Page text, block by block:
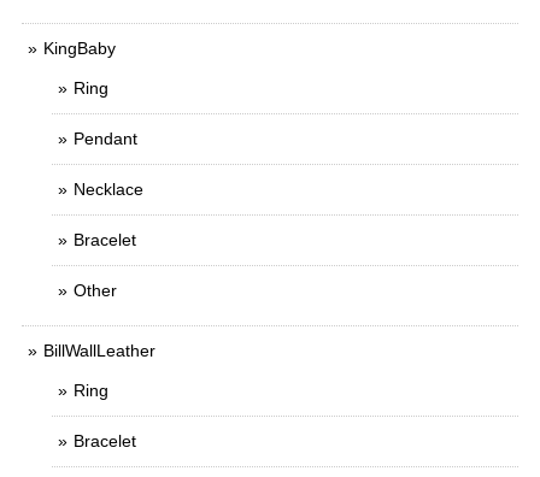
KingBaby
Ring
Pendant
Necklace
Bracelet
Other
BillWallLeather
Ring
Bracelet